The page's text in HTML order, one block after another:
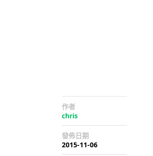
作者
chris
發佈日期
2015-11-06